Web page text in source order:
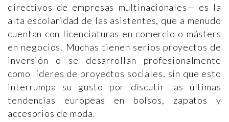
directivos de empresas multinacionales— es la
alta escolaridad de las asistentes, que a menudo
cuentan con licenciaturas en comercio o másters
en negocios. Muchas tienen serios proyectos de
inversión o se desarrollan profesionalmente
como líderes de proyectos sociales, sin que esto
interrumpa su gusto por discutir las últimas
tendencias europeas en bolsos, zapatos y
accesorios de moda.